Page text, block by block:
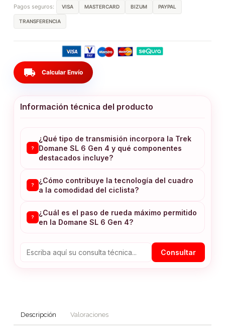
Pagos seguros: VISA MASTERCARD BIZUM PAYPAL
TRANSFERENCIA
local_shipping Calcular Envío
Información técnica del producto
?
¿Qué tipo de transmisión incorpora la Trek
Domane SL 6 Gen 4 y qué componentes
destacados incluye?
?
¿Cómo contribuye la tecnología del cuadro
a la comodidad del ciclista?
?
¿Cuál es el paso de rueda máximo permitido
en la Domane SL 6 Gen 4?
Consultar
Descripción Valoraciones